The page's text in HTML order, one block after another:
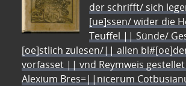
der schrifft/ sich
[ue]ssen/ wider die
Teuffel || Sünde/
[oe]stlich zulesen/|| allen
vorfasset || vnd Reymweis
Alexium Bres=||nicerum